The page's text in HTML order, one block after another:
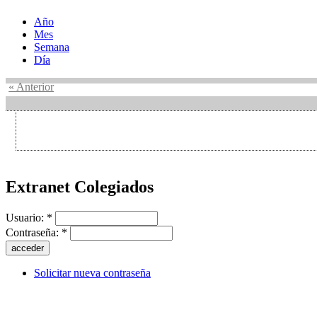
Año
Mes
Semana
Día
« Anterior
Extranet Colegiados
Usuario: *
Contraseña: *
Solicitar nueva contraseña